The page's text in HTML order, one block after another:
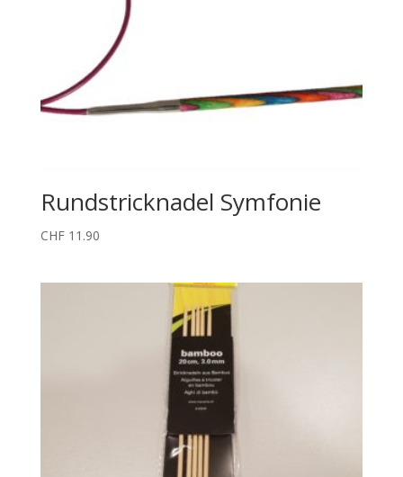
Rundstricknadel Symfonie
CHF11.90